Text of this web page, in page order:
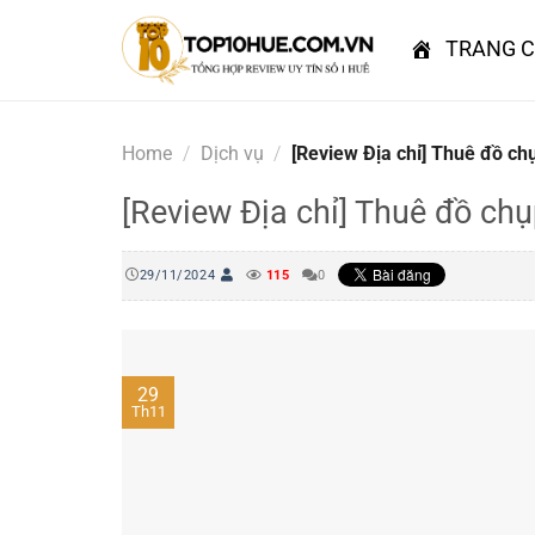
TRANG
Home / Dịch vụ / [Review Địa chỉ] Thuê đồ
[Review Địa chỉ] Thuê đồ
29/11/2024 115 0
29
Th11